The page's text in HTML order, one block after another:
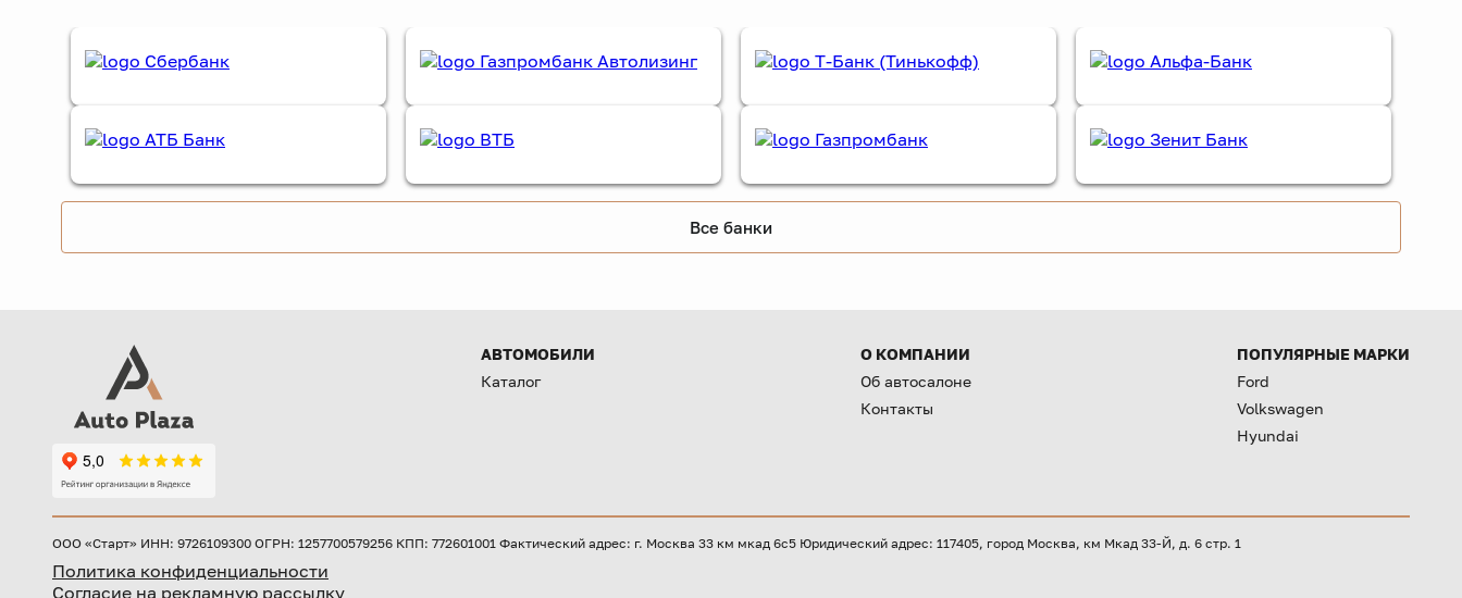
Все банки
АВТОМОБИЛИ
Каталог
О КОМПАНИИ
Об автосалоне
Контакты
ПОПУЛЯРНЫЕ МАРКИ
Ford
Volkswagen
Hyundai
ООО «Старт» ИНН: 9726109300 ОГРН: 1257700579256 КПП: 772601001 Фактический адрес: г. Москва 33 км мкад 6с5 Юридический адрес: 117405, город Москва, км Мкад 33-Й, д. 6 стр. 1
Политика конфиденциальности
Согласие на рекламную рассылку